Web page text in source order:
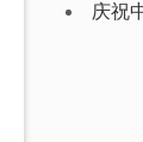
庆祝